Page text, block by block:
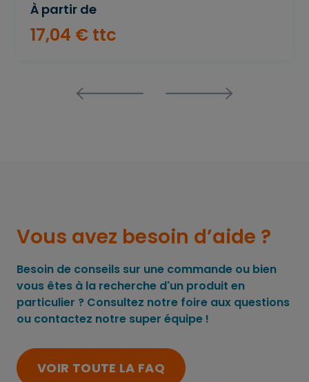
À partir de
17,04 € ttc
Vous avez besoin d’aide ?
Besoin de conseils sur une commande ou bien
vous êtes à la recherche d'un produit en
particulier ? Consultez notre foire aux questions
ou contactez notre super équipe !
VOIR TOUTE LA FAQ